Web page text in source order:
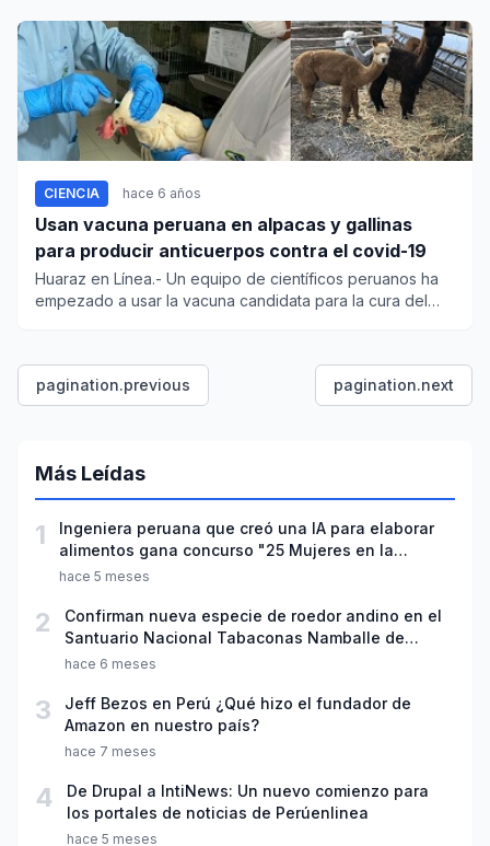
CIENCIA hace 6 años
Usan vacuna peruana en alpacas y gallinas
para producir anticuerpos contra el covid-19
Huaraz en Línea.- Un equipo de científicos peruanos ha
empezado a usar la vacuna candidata para la cura del
pagination.previous pagination.next
Más Leídas
1
Ingeniera peruana que creó una IA para elaborar
alimentos gana concurso "25 Mujeres en la
Ciencia"
hace 5 meses
2
Confirman nueva especie de roedor andino en el
Santuario Nacional Tabaconas Namballe de
Cajamarca
hace 6 meses
3
Jeff Bezos en Perú ¿Qué hizo el fundador de
Amazon en nuestro país?
hace 7 meses
4
De Drupal a IntiNews: Un nuevo comienzo para
los portales de noticias de Perúenlinea
hace 5 meses